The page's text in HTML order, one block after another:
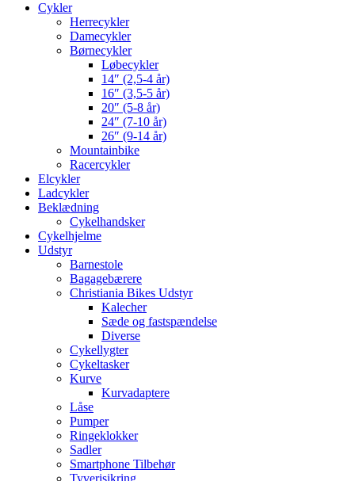
Cykler
Herrecykler
Damecykler
Børnecykler
Løbecykler
14″ (2,5-4 år)
16″ (3,5-5 år)
20″ (5-8 år)
24″ (7-10 år)
26″ (9-14 år)
Mountainbike
Racercykler
Elcykler
Ladcykler
Beklædning
Cykelhandsker
Cykelhjelme
Udstyr
Barnestole
Bagagebærere
Christiania Bikes Udstyr
Kalecher
Sæde og fastspændelse
Diverse
Cykellygter
Cykeltasker
Kurve
Kurvadaptere
Låse
Pumper
Ringeklokker
Sadler
Smartphone Tilbehør